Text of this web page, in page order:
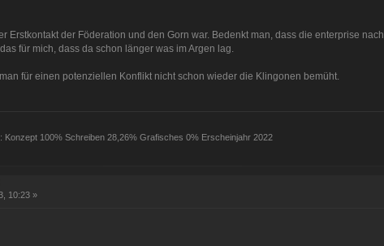
Erstkontakt der Föderation und den Gorn war. Bedenkt man, dass die enterprise
für mich, dass da schon länger was im Argen lag.
für einen potenziellen Konflikt nicht schon wieder die Klingonen bemüht.
Konzept 100% Schreiben 28,26% Grafisches 0% Erscheinjahr 2022
10:23 »